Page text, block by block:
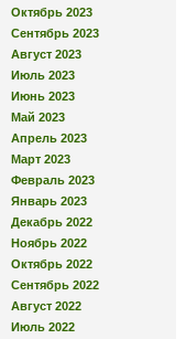
Октябрь 2023
Сентябрь 2023
Август 2023
Июль 2023
Июнь 2023
Май 2023
Апрель 2023
Март 2023
Февраль 2023
Январь 2023
Декабрь 2022
Ноябрь 2022
Октябрь 2022
Сентябрь 2022
Август 2022
Июль 2022